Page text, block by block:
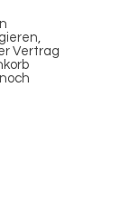
Vertrag